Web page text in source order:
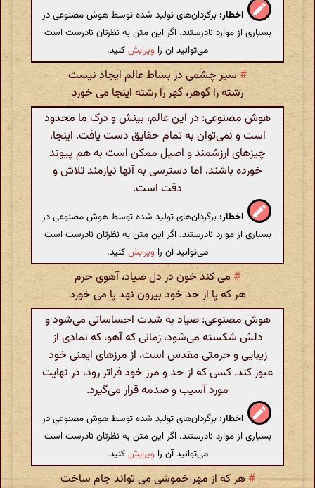
اخطار: برگردان‌های تولید شده توسط هوش مصنوعی در
بسیاری از موارد نادرستند. اگر این متن به نظرتان نادرست است
می‌توانید آن را ویرایشکنید.
# سیر چشمی در بساط عالم ایجاد نیست
رشته را گوهر، گهر را رشته اینجا می خورد
هوش مصنوعی: در این عالم، بینش و درک ما محدود
است و نمی‌توان به تمام حقایق دست یافت. اینجا،
چیزهای ارزشمند و اصیل ممکن است به هم پیوند
خورده باشند، اما دسترسی به آنها نیازمند تلاش و
دقت است.
اخطار: برگردان‌های تولید شده توسط هوش مصنوعی در
بسیاری از موارد نادرستند. اگر این متن به نظرتان نادرست است
می‌توانید آن را ویرایشکنید.
# می کند خون در دل صیاد، آهوی حرم
هر که پا از حد خود بیرون نهد پا می خورد
هوش مصنوعی: صیاد به شدت احساساتی می‌شود و
دلش شکسته می‌شود، زمانی که آهو، که نمادی از
زیبایی و حرمتی مقدس است، از مرزهای ایمنی خود
عبور کند. کسی که از حد و مرز خود فراتر رود، در نهایت
مورد آسیب و صدمه قرار می‌گیرد.
اخطار: برگردان‌های تولید شده توسط هوش مصنوعی در
بسیاری از موارد نادرستند. اگر این متن به نظرتان نادرست است
می‌توانید آن را ویرایشکنید.
#هر که از مهر خموشی می تواند جام ساخت